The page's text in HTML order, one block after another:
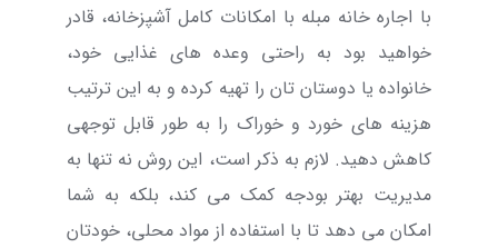
با اجاره خانه مبله با امکانات کامل آشپزخانه، قادر
خواهید بود به راحتی وعده های غذایی خود،
خانواده یا دوستان تان را تهیه کرده و به این ترتیب
هزینه های خورد و خوراک را به طور قابل توجهی
کاهش دهید. لازم به ذکر است، این روش نه تنها به
مدیریت بهتر بودجه کمک می کند، بلکه به شما
امکان می دهد تا با استفاده از مواد محلی، خودتان